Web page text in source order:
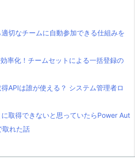
切なチームに自動参加できる仕組みを
率化！チームセットによる一括登録の
APIは誰が使える？ システム管理者ロ
取得できないと思っていたらPower Aut
取れた話